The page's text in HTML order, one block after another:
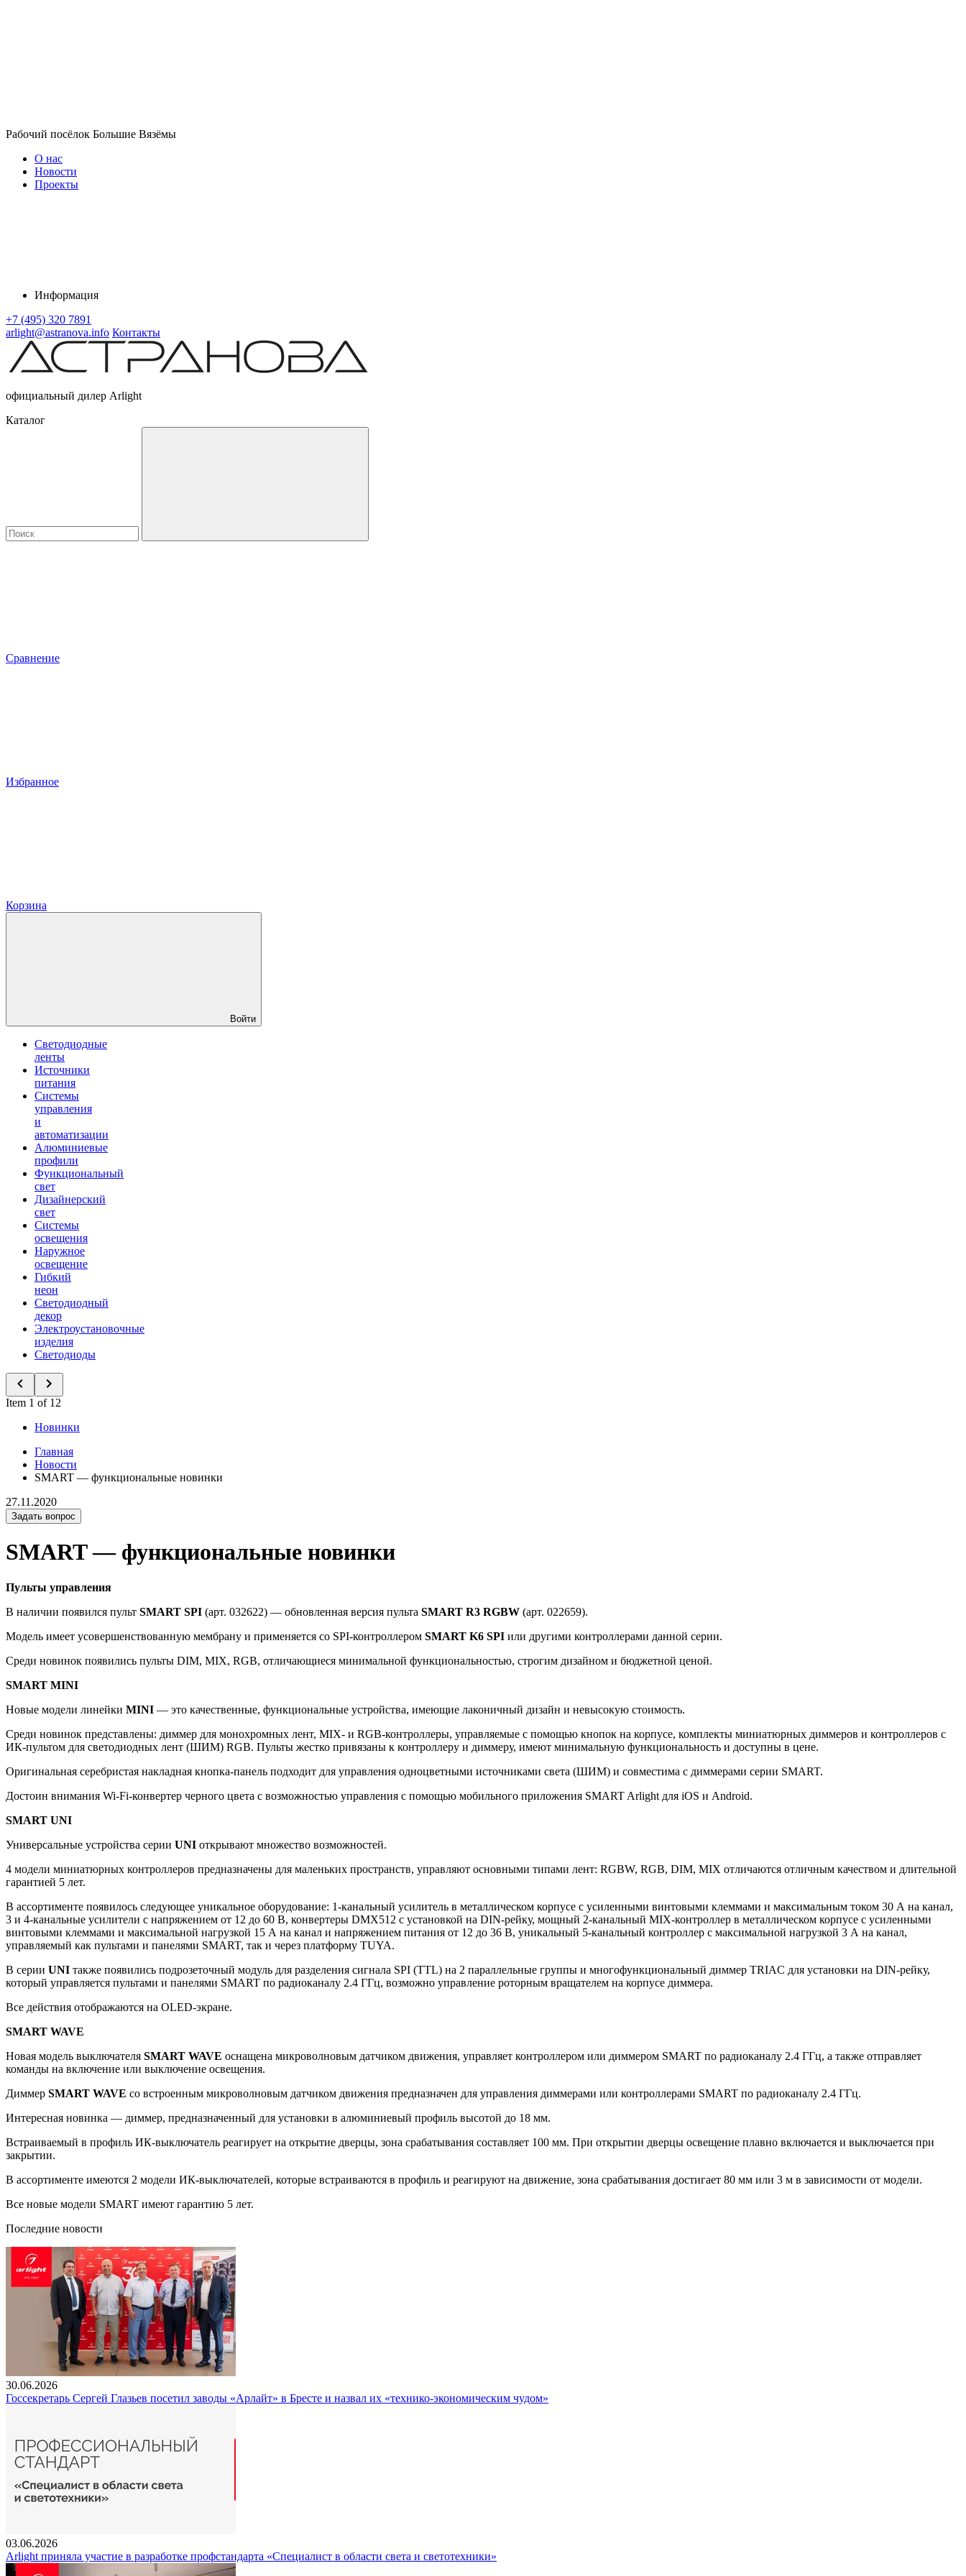
Рабочий посёлок Большие Вязёмы
О нас
Новости
Проекты
Информация
+7 (495) 320 7891
arlight@astranova.info Контакты
официальный дилер Arlight
Каталог
Сравнение
Избранное
Корзина
Войти
Светодиодные
ленты
Источники
питания
Системы
управления
и
автоматизации
Алюминиевые
профили
Функциональный
свет
Дизайнерский
свет
Системы
освещения
Наружное
освещение
Гибкий
неон
Светодиодный
декор
Электроустановочные
изделия
Светодиоды
Item 1 of 12
Новинки
Главная
Новости
SMART — функциональные новинки
27.11.2020
Задать вопрос
SMART — функциональные новинки
Пульты управления
В наличии появился пульт SMART SPI (арт. 032622) — обновленная версия пульта SMART R3 RGBW (арт. 022659).
Модель имеет усовершенствованную мембрану и применяется со SPI-контроллером SMART K6 SPI или другими контроллерами данной серии.
Среди новинок появились пульты DIM, MIX, RGB, отличающиеся минимальной функциональностью, строгим дизайном и бюджетной ценой.
SMART MINI
Новые модели линейки MINI — это качественные, функциональные устройства, имеющие лаконичный дизайн и невысокую стоимость.
Среди новинок представлены: диммер для монохромных лент, MIX- и RGB-контроллеры, управляемые с помощью кнопок на корпусе, комплекты миниатюрных диммеров и контроллеров с
ИК-пультом для светодиодных лент (ШИМ) RGB. Пульты жестко привязаны к контроллеру и диммеру, имеют минимальную функциональность и доступны в цене.
Оригинальная серебристая накладная кнопка-панель подходит для управления одноцветными источниками света (ШИМ) и совместима с диммерами серии SMART.
Достоин внимания Wi-Fi-конвертер черного цвета с возможностью управления с помощью мобильного приложения SMART Arlight для iOS и Android.
SMART UNI
Универсальные устройства серии UNI открывают множество возможностей.
4 модели миниатюрных контроллеров предназначены для маленьких пространств, управляют основными типами лент: RGBW, RGB, DIM, MIX отличаются отличным качеством и длительной
гарантией 5 лет.
В ассортименте появилось следующее уникальное оборудование: 1-канальный усилитель в металлическом корпусе с усиленными винтовыми клеммами и максимальным током 30 А на канал,
3 и 4-канальные усилители с напряжением от 12 до 60 В, конвертеры DMX512 с установкой на DIN-рейку, мощный 2-канальный MIX-контроллер в металлическом корпусе с усиленными
винтовыми клеммами и максимальной нагрузкой 15 А на канал и напряжением питания от 12 до 36 В, уникальный 5-канальный контроллер с максимальной нагрузкой 3 А на канал,
управляемый как пультами и панелями SMART, так и через платформу TUYA.
В серии UNI также появились подрозеточный модуль для разделения сигнала SPI (TTL) на 2 параллельные группы и многофункциональный диммер TRIAC для установки на DIN-рейку,
который управляется пультами и панелями SMART по радиоканалу 2.4 ГГц, возможно управление роторным вращателем на корпусе диммера.
Все действия отображаются на OLED-экране.
SMART WAVE
Новая модель выключателя SMART WAVE оснащена микроволновым датчиком движения, управляет контроллером или диммером SMART по радиоканалу 2.4 ГГц, а также отправляет
команды на включение или выключение освещения.
Диммер SMART WAVE со встроенным микроволновым датчиком движения предназначен для управления диммерами или контроллерами SMART по радиоканалу 2.4 ГГц.
Интересная новинка — диммер, предназначенный для установки в алюминиевый профиль высотой до 18 мм.
Встраиваемый в профиль ИК-выключатель реагирует на открытие дверцы, зона срабатывания составляет 100 мм. При открытии дверцы освещение плавно включается и выключается при
закрытии.
В ассортименте имеются 2 модели ИК-выключателей, которые встраиваются в профиль и реагируют на движение, зона срабатывания достигает 80 мм или 3 м в зависимости от модели.
Все новые модели SMART имеют гарантию 5 лет.
Последние новости
30.06.2026
Госсекретарь Сергей Глазьев посетил заводы «Арлайт» в Бресте и назвал их «технико-экономическим чудом»
03.06.2026
Arlight приняла участие в разработке профстандарта «Специалист в области света и светотехники»